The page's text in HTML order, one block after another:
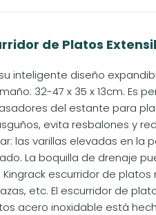
de Platos
inteligente diseño
32-47 x 35 x 13cm. Es
del estante para
evita resbalones y
las varillas elevadas en
La boquilla de drenaje
escurridor de
etc. El escurridor de
acero inoxidable está